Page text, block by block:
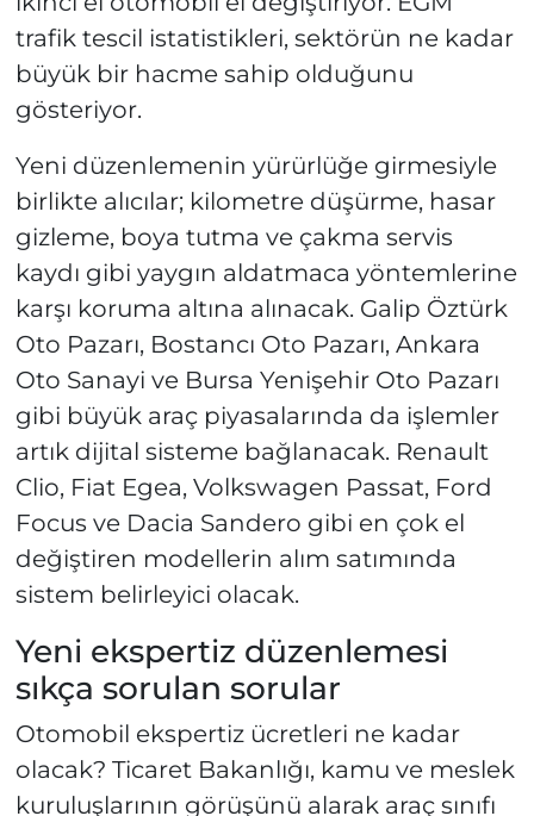
trafik tescil istatistikleri, sektörün ne kadar
büyük bir hacme sahip olduğunu
gösteriyor.
Yeni düzenlemenin yürürlüğe girmesiyle
birlikte alıcılar; kilometre düşürme, hasar
gizleme, boya tutma ve çakma servis
kaydı gibi yaygın aldatmaca yöntemlerine
karşı koruma altına alınacak. Galip Öztürk
Oto Pazarı, Bostancı Oto Pazarı, Ankara
Oto Sanayi ve Bursa Yenişehir Oto Pazarı
gibi büyük araç piyasalarında da işlemler
artık dijital sisteme bağlanacak. Renault
Clio, Fiat Egea, Volkswagen Passat, Ford
Focus ve Dacia Sandero gibi en çok el
değiştiren modellerin alım satımında
sistem belirleyici olacak.
Yeni ekspertiz düzenlemesi
sıkça sorulan sorular
Otomobil ekspertiz ücretleri ne kadar
olacak? Ticaret Bakanlığı, kamu ve meslek
kuruluşlarının görüşünü alarak araç sınıfı